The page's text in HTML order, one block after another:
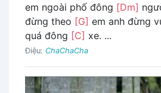
em ngoài phố đông [Dm]
đừng theo [G] em anh đừng
quá đông [C] xe. ...
Điệu: ChaChaCha